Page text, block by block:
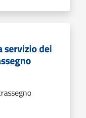
servizio dei